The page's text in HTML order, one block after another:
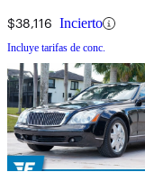
$38,116 Incierto
Incluye tarifas de conc.